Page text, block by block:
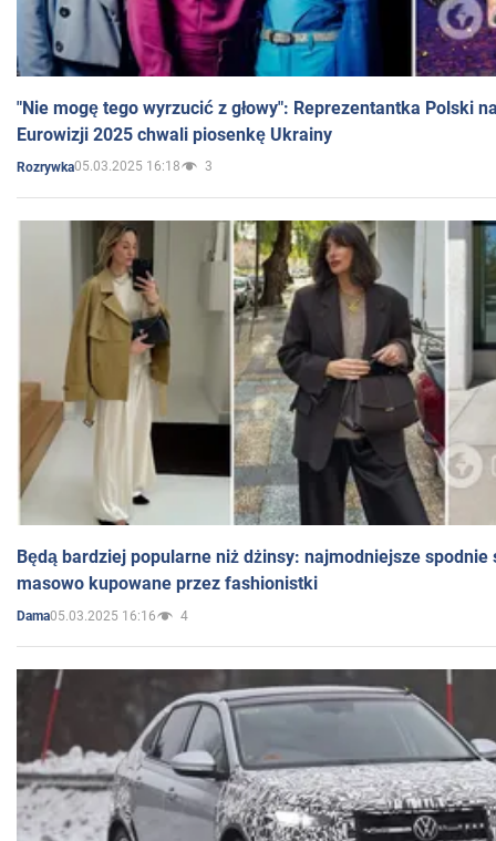
"Nie mogę tego wyrzucić z głowy": Reprezentantka Polski
Eurowizji 2025 chwali piosenkę Ukrainy
Rozrywka05.03.2025 16:18 3
Będą bardziej popularne niż dżinsy: najmodniejsze spodnie
masowo kupowane przez fashionistki
Dama05.03.2025 16:16 4